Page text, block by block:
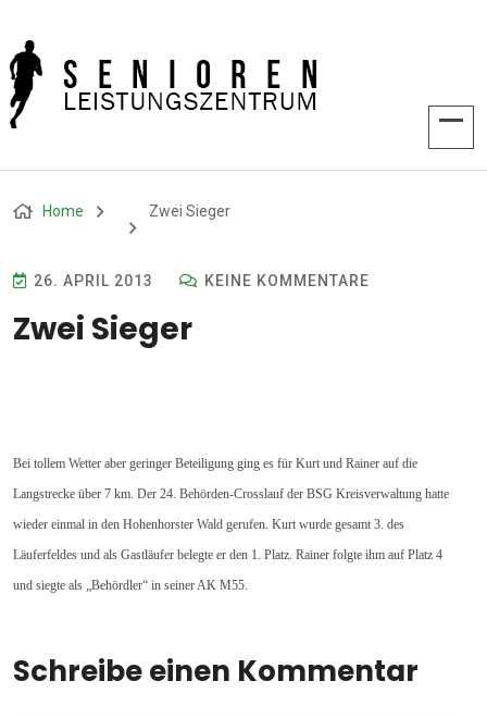
Home Zwei Sieger
26. APRIL 2013 KEINE KOMMENTARE
Zwei Sieger
Bei tollem Wetter aber geringer Beteiligung ging es für Kurt und Rainer auf die
Langstrecke über 7 km. Der 24. Behörden-Crosslauf der BSG Kreisverwaltung hatte
wieder einmal in den Hohenhorster Wald gerufen. Kurt wurde gesamt 3. des
Läuferfeldes und als Gastläufer belegte er den 1. Platz. Rainer folgte ihm auf Platz 4
und siegte als „Behördler“ in seiner AK M55.
Schreibe einen Kommentar